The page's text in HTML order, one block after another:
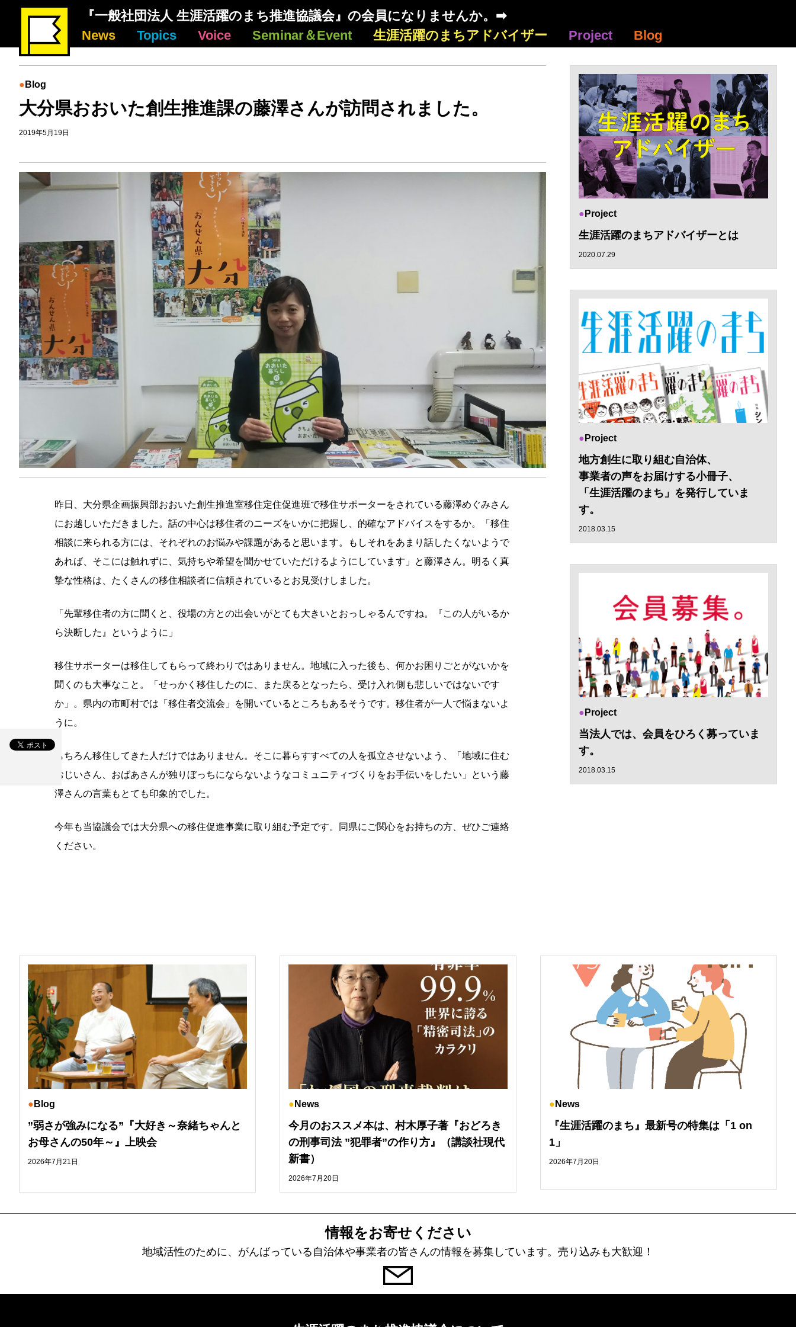
『一般社団法人 生涯活躍のまち推進協議会』の会員になりませんか。➡
News
Topics Voice Seminar＆Event 生涯活躍のまちアドバイザー Project Blog
Blog
大分県おおいた創生推進課の藤澤さんが訪問されました。
2019年5月19日
昨日、大分県企画振興部おおいた創生推進室移住定住促進班で移住サポーターをされている藤澤めぐみさん
にお越しいただきました。話の中心は移住者のニーズをいかに把握し、的確なアドバイスをするか。「移住
相談に来られる方には、それぞれのお悩みや課題があると思います。もしそれをあまり話したくないようで
あれば、そこには触れずに、気持ちや希望を聞かせていただけるようにしています」と藤澤さん。明るく真
摯な性格は、たくさんの移住相談者に信頼されているとお見受けしました。
「先輩移住者の方に聞くと、役場の方との出会いがとても大きいとおっしゃるんですね。『この人がいるか
ら決断した』というように」
移住サポーターは移住してもらって終わりではありません。地域に入った後も、何かお困りごとがないかを
聞くのも大事なこと。「せっかく移住したのに、また戻るとなったら、受け入れ側も悲しいではないです
か」。県内の市町村では「移住者交流会」を開いているところもあるそうです。移住者が一人で悩まないよ
うに。
もちろん移住してきた人だけではありません。そこに暮らすすべての人を孤立させないよう、「地域に住む
おじいさん、おばあさんが独りぼっちにならないようなコミュニティづくりをお手伝いをしたい」という藤
澤さんの言葉もとても印象的でした。
今年も当協議会では大分県への移住促進事業に取り組む予定です。同県にご関心をお持ちの方、ぜひご連絡
ください。
Project
生涯活躍のまちアドバイザーとは
2020.07.29
Project
地方創生に取り組む自治体、
事業者の声をお届けする小冊子、
「生涯活躍のまち」を発行していま
す。
2018.03.15
Project
当法人では、会員をひろく募っていま
す。
2018.03.15
Blog
”弱さが強みになる”『大好き～奈緒ちゃんと
お母さんの50年～』上映会
2026年7月21日
News
今月のおススメ本は、村木厚子著『おどろき
の刑事司法 ”犯罪者”の作り方』（講談社現代
新書）
2026年7月20日
News
『生涯活躍のまち』最新号の特集は「1 on
1」
2026年7月20日
情報をお寄せください
地域活性のために、がんばっている自治体や事業者の皆さんの情報を募集しています。売り込みも大歓迎！